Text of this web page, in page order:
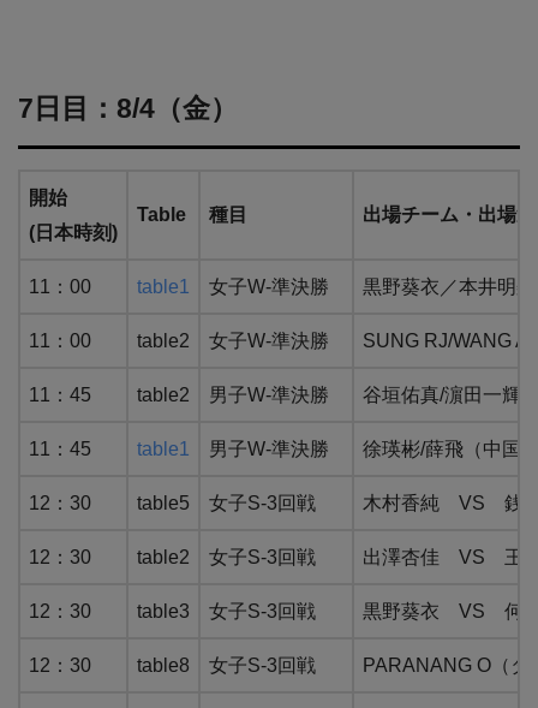
7日目：8/4（金）
開始
(日本時刻)
Table 種目 出場チーム・出場
11：00 table1 女子W-準決勝 黒野葵衣／本井明
11：00 table2 女子W-準決勝 SUNG RJ/WANG
11：45 table2 男子W-準決勝 谷垣佑真/濵田一
11：45 table1 男子W-準決勝 徐瑛彬/薛飛（中国
12：30 table5 女子S-3回戦 木村香純 VS 銭天
12：30 table2 女子S-3回戦 出澤杏佳 VS 王暁
12：30 table3 女子S-3回戦 黒野葵衣 VS 何卓
12：30 table8 女子S-3回戦 PARANANG O（